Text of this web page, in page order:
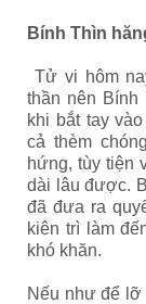
Bính Thìn
Tử vi hôm
thần nên
khi bắt tay
cả thèm
hứng, tùy tiện
dài lâu được.
đã đưa ra
kiên trì làm
khó khăn.
Nếu như để